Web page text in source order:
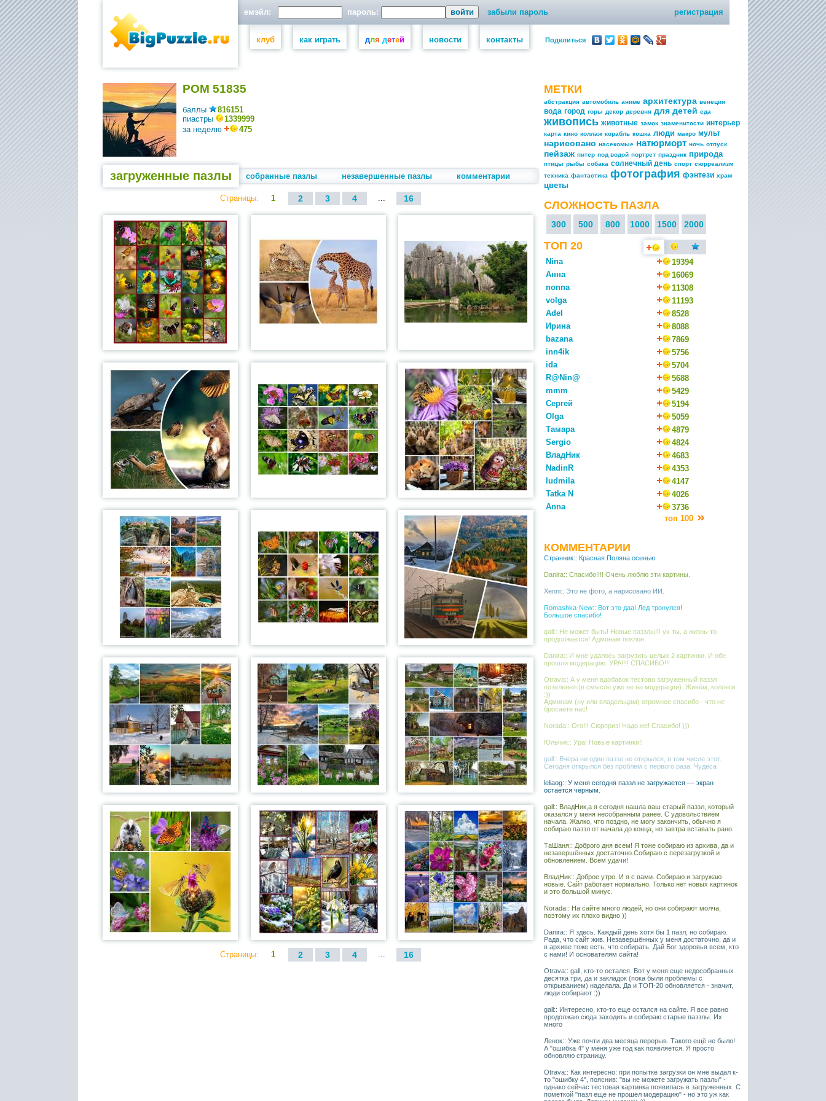
емэйл: пароль: забыли пароль регистрация
клуб как играть для детей новости контакты Поделиться
РОМ 51835
баллы
816151
пиастры
1339999
за неделю
475
загруженные пазлы собранные пазлы незавершенные пазлы комментарии
Страницы: 1 2 3 4 ... 16
Страницы: 1 2 3 4 ... 16
МЕТКИ
абстракция автомобиль аниме архитектура венеция
вода город горы декор деревня для детей еда
живопись животные замок знаменитости интерьер
карта кино коллаж корабль кошка люди макро мульт
нарисовано насекомые натюрморт ночь отпуск
пейзаж питер под водой портрет праздник природа
птицы рыбы собака солнечный день спорт сюрреализм
техника фантастика фотография фэнтези храм
цветы
СЛОЖНОСТЬ ПАЗЛА
300 500 800 1000 1500 2000
ТОП 20
Nina
19394
Анна
16069
nonna
11308
volga
11193
Adel
8528
Ирина
8088
bazana
7869
inn4ik
5756
ida
5704
R@Nin@
5688
mmm
5429
Сергей
5194
Olga
5059
Тамара
4879
Sergio
4824
ВладНик
4683
NadinR
4353
ludmila
4147
Tatka N
4026
Anna
3736
топ 100
КОММЕНТАРИИ
Странник:: Красная Поляна осенью
Danira:: Спасибо!!!! Очень люблю эти картины.
Xenni:: Это не фото, а нарисовано ИИ.
Romashka-New:: Вот это даа! Лед тронулся!
Большое спасибо!
gall:: Не может быть! Новые паззлы!!! ух ты, а жизнь-то
продолжается! Админам поклон
Danira:: И мне удалось загрузить целых 2 картинки. И обе
прошли модерацию. УРА!!!! СПАСИБО!!!
Otrava:: А у меня вдобавок тестово загруженный паззл
позеленел (в смысле уже не на модерации). Живём, коллеги
:))
Админам (ну или владельцам) огромное спасибо - что не
бросаете нас!
Norada:: Ого!!! Сюрприз! Надо же! Спасибо! )))
Юльчик:: Ура! Новые картинки!!
gall:: Вчера ни один паззл не открылся, в том числе этот.
Сегодня открылся без проблем с первого раза. Чудеса
leliaog:: У меня сегодня паззл не загружается — экран
остается черным.
gall:: ВладНик,а я сегодня нашла ваш старый паззл, который
оказался у меня несобранным ранее. С удовольствием
начала. Жалко, что поздно, не могу закончить, обычно я
собираю паззл от начала до конца, но завтра вставать рано.
ТаШаня:: Доброго дня всем! Я тоже собираю из архива, да и
незавершённых достаточно.Собираю с перезагрузкой и
обновлением. Всем удачи!
ВладНик:: Доброе утро. И я с вами. Собираю и загружаю
новые. Сайт работает нормально. Только нет новых картинок
и это большой минус.
Norada:: На сайте много людей, но они собирают молча,
поэтому их плохо видно ))
Danira:: Я здесь. Каждый день хотя бы 1 пазл, но собираю.
Рада, что сайт жив. Незавершённых у меня достаточно, да и
в архиве тоже есть, что собирать. Дай Бог здоровья всем, кто
с нами! И основателям сайта!
Otrava:: gall, кто-то остался. Вот у меня еще недособранных
десятка три, да и закладок (пока были проблемы с
открыванием) наделала. Да и ТОП-20 обновляется - значит,
люди собирают :))
gall:: Интересно, кто-то еще остался на сайте. Я все равно
продолжаю сюда заходить и собираю старые паззлы. Их
много
Ленок:: Уже почти два месяца перерыв. Такого ещё не было!
А "ошибка 4" у меня уже год как появляется. Я просто
обновляю страницу.
Otrava:: Как интересно: при попытке загрузки он мне выдал к-
то "ошибку 4", пояснив: "вы не можете загружать пазлы" -
однако сейчас тестовая картинка появилась в загруженных. С
пометкой "пазл еще не прошел модерацию" - но это уж как